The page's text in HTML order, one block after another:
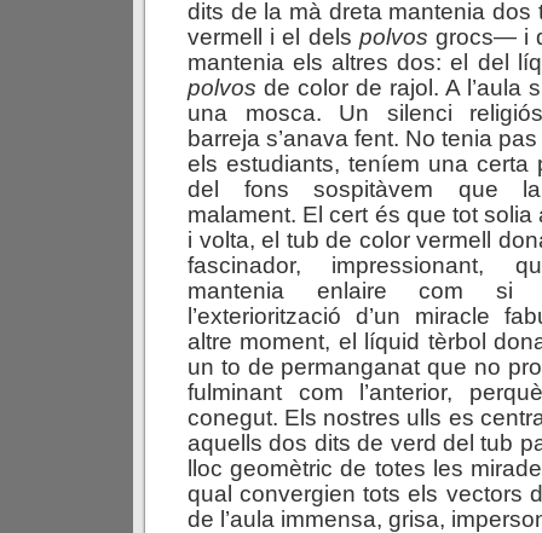
dits de la mà dreta mantenia
vermell i el dels polvos grocs— i
mantenia els altres dos: el del
polvos de color de rajol. A l’aula
una mosca. Un silenci
barreja s’anava fent. No tenia
els estudiants, teníem una certa
del fons sospitàvem que
malament. El cert és que tot
i volta, el tub de color vermell
fascinador, impressionant,
mantenia enlaire com
l’exteriorització d’un miracle
altre moment, el líquid tèrbol
un to de permanganat que no
fulminant com l’anterior,
conegut. Els nostres ulls es
aquells dos dits de verd del tub
lloc geomètric de totes les
qual convergien tots els vectors
de l’aula immensa, grisa,